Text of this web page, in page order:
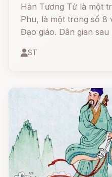
Hàn Tương Tử là một
Phu, là một trong số 8
Đạo giáo. Dân gian sau này cho rằng ông là
Tương (794-?). Tuy
bởi theo "Tân Đường
thế hệ biểu tam
chí minh" thì Hàn
thừa, chẳng phải là
ST